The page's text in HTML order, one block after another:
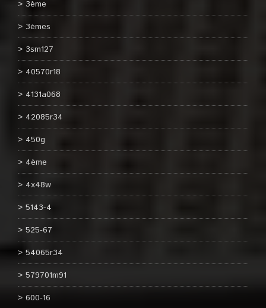
3ème
3èmes
3sm127
40570r18
4131a068
42085r34
450g
4ème
4x48w
5143-4
525-67
54065r34
579701m91
600-16